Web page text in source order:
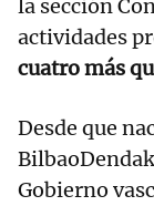
la sección
actividades
cuatro más
Desde que
Gobierno